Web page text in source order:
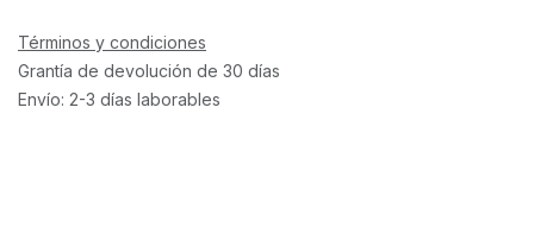
Términos y condiciones
Grantía de devolución de 30 días
Envío: 2-3 días laborables